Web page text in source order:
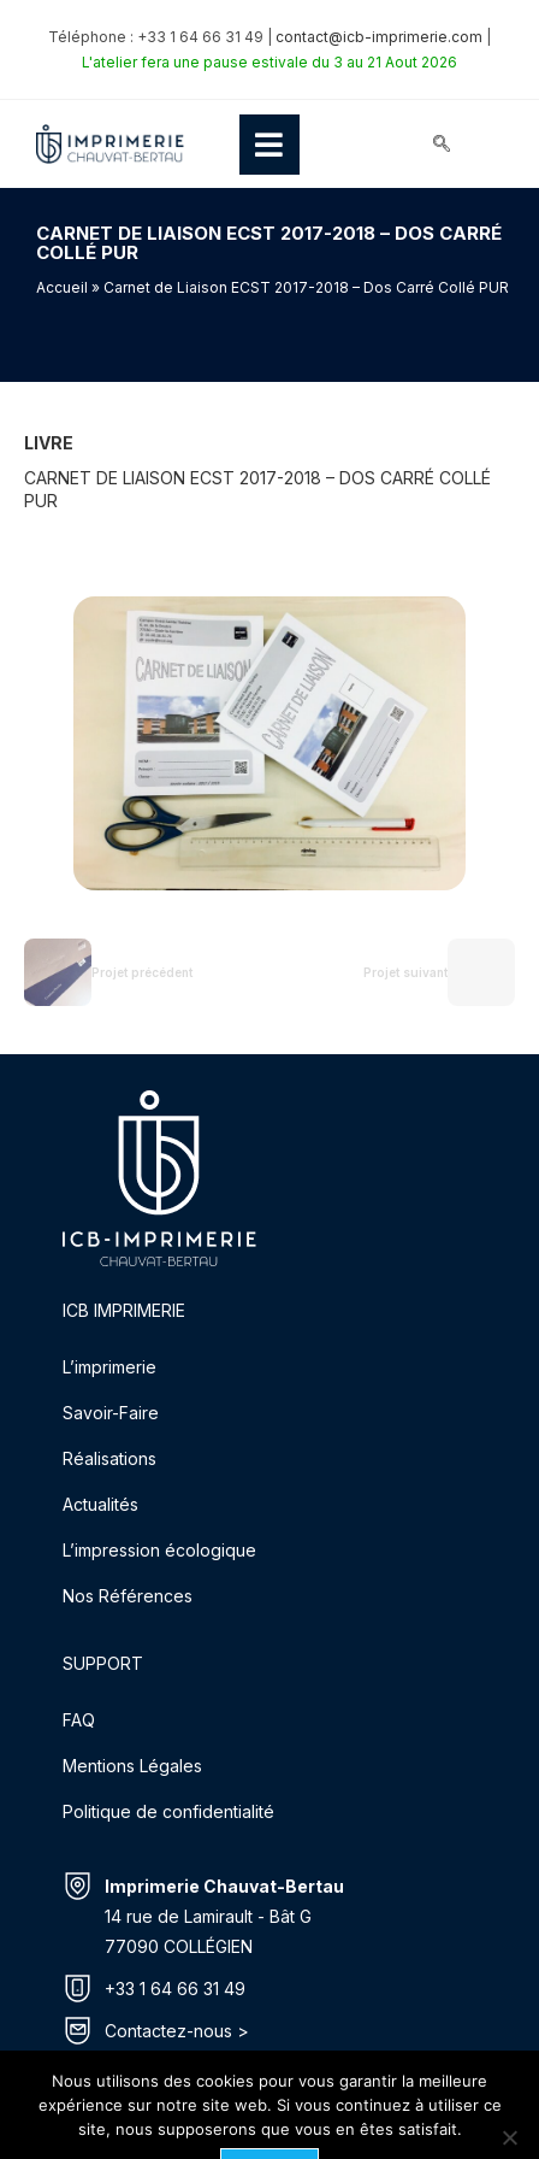
Téléphone : +33 1 64 66 31 49 | contact@icb-imprimerie.com
L'atelier fera une pause estivale du 3 au 21 Aout 2026
CARNET DE LIAISON ECST 2017-2018 – DOS CARRÉ
COLLÉ PUR
Accueil » Carnet de Liaison ECST 2017-2018 – Dos Carré Collé PUR
LIVRE
CARNET DE LIAISON ECST 2017-2018 – DOS CARRÉ COLLÉ
PUR
Projet précédent Projet suivant
ICB IMPRIMERIE
L’imprimerie
Savoir-Faire
Réalisations
Actualités
L’impression écologique
Nos Références
SUPPORT
FAQ
Mentions Légales
Politique de confidentialité
Imprimerie Chauvat-Bertau
14 rue de Lamirault - Bât G
77090 COLLÉGIEN
+33 1 64 66 31 49
Contactez-nous >
Itinéraire >
Nous utilisons des cookies pour vous garantir la meilleure
expérience sur notre site web. Si vous continuez à utiliser ce
site, nous supposerons que vous en êtes satisfait.